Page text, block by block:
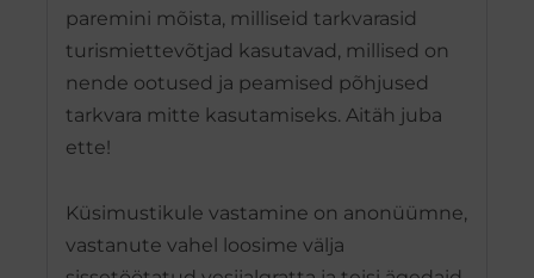
paremini mõista, milliseid tarkvarasid
turismiettevõtjad kasutavad, millised on
nende ootused ja peamised põhjused
tarkvara mitte kasutamiseks. Aitäh juba
ette!
Küsimustikule vastamine on anonüümne,
vastanute vahel loosime välja